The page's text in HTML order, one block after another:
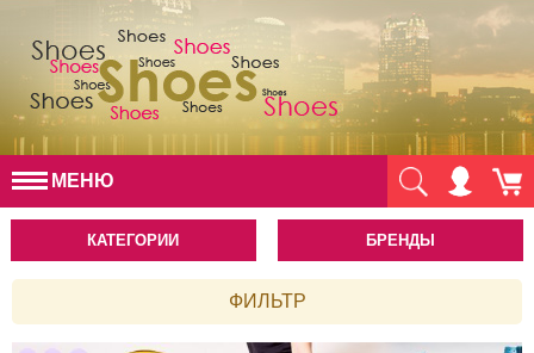
МЕНЮ
КАТЕГОРИИ БРЕНДЫ
ФИЛЬТР